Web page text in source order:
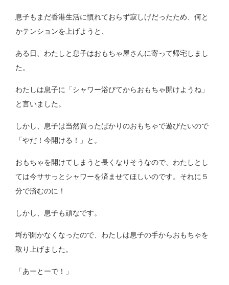
息子もまだ香港生活に慣れておらず寂しげだったため、何と
かテンションを上げようと、
ある日、わたしと息子はおもちゃ屋さんに寄って帰宅しまし
た。
わたしは息子に「シャワー浴びてからおもちゃ開けようね」
と言いました。
しかし、息子は当然買ったばかりのおもちゃで遊びたいので
「やだ！今開ける！」と。
おもちゃを開けてしまうと長くなりそうなので、わたしとし
ては今ササっとシャワーを済ませてほしいのです。それに５
分で済むのに！
しかし、息子も頑なです。
埒が開かなくなったので、わたしは息子の手からおもちゃを
取り上げました。
「あーとーで！」